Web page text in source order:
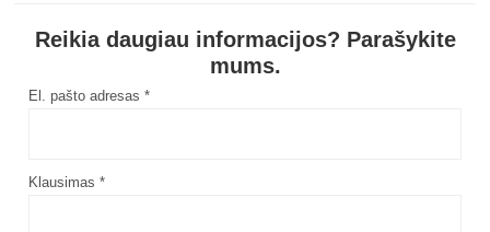
Reikia daugiau informacijos? Parašykite
mums.
El. pašto adresas *
Klausimas *